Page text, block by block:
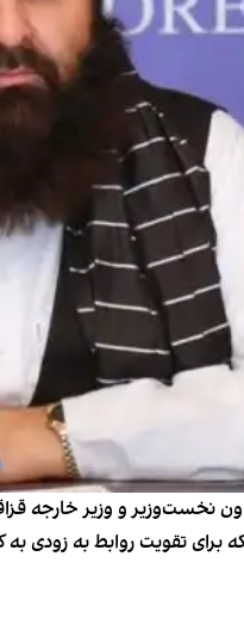
نخست‌وزیر و وزیر خارجه
تقویت روابط به زودی